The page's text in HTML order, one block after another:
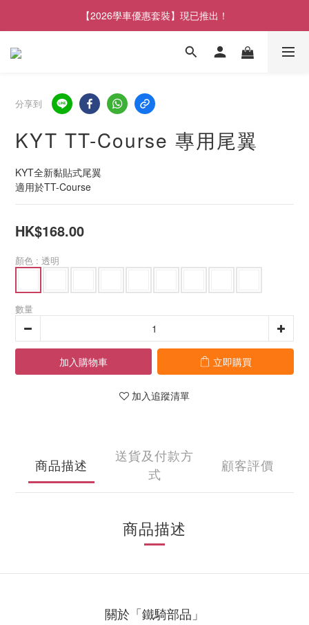
【2026學車優惠套裝】現已推出！
分享到
KYT TT-Course 專用尾翼
KYT全新黏貼式尾翼
適用於TT-Course
HK$168.00
顏色 : 透明
數量
加入購物車 立即購買
加入追蹤清單
商品描述
送貨及付款方
式
顧客評價
商品描述
關於「鐵騎部品」